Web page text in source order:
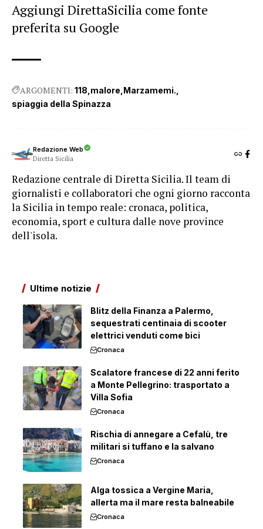
Aggiungi DirettaSicilia come fonte
preferita su Google
ARGOMENTI: 118 malore Marzamemi.
spiaggia della Spinazza
Redazione Web
Diretta Sicilia
Redazione centrale di Diretta Sicilia. Il team di
giornalisti e collaboratori che ogni giorno racconta
la Sicilia in tempo reale: cronaca, politica,
economia, sport e cultura dalle nove province
dell'isola.
Ultime notizie
Blitz della Finanza a Palermo,
sequestrati centinaia di scooter
elettrici venduti come bici
Cronaca
Scalatore francese di 22 anni ferito
a Monte Pellegrino: trasportato a
Villa Sofia
Cronaca
Rischia di annegare a Cefalù, tre
militari si tuffano e la salvano
Cronaca
Alga tossica a Vergine Maria,
allerta ma il mare resta balneabile
Cronaca